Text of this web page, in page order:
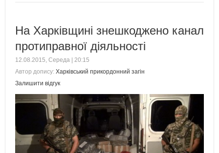
На Харківщині знешкоджено канал
протиправної діяльності
12.08.2015, Середа | 20:15
Автор допису: Харківський прикордонний загін
Залишити відгук